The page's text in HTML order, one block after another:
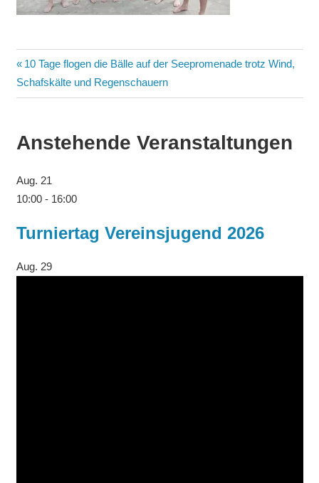
Beitragsnavigation
Vorheriger
Beitrag:
10 Tage flogen die Bälle auf der Seepromenade trotz Wind,
Schafskälte und Regenschauern
Anstehende Veranstaltungen
Aug. 21
10:00- 16:00
Turniertag Vereinsjugend 2026
Aug. 29